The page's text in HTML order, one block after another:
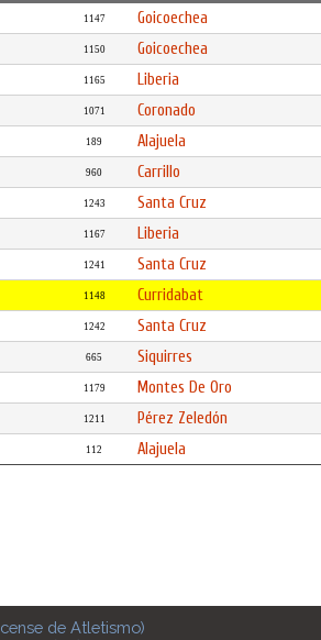
1147 Goicoechea
1150 Goicoechea
1165 Liberia
1071 Coronado
189 Alajuela
960 Carrillo
1243 Santa Cruz
1167 Liberia
1241 Santa Cruz
1148 Curridabat
1242 Santa Cruz
665 Siquirres
1179 Montes De Oro
1211 Pérez Zeledón
112 Alajuela
de Atletismo)